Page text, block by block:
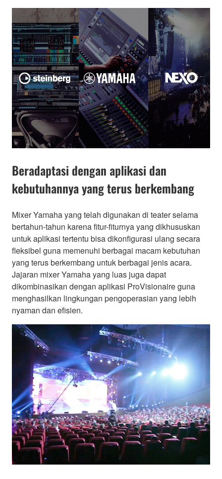
Beradaptasi dengan aplikasi dan
kebutuhannya yang terus berkembang
Mixer Yamaha yang telah digunakan di teater selama
bertahun-tahun karena fitur-fiturnya yang dikhususkan
untuk aplikasi tertentu bisa dikonfigurasi ulang secara
fleksibel guna memenuhi berbagai macam kebutuhan
yang terus berkembang untuk berbagai jenis acara.
Jajaran mixer Yamaha yang luas juga dapat
dikombinasikan dengan aplikasi ProVisionaire guna
menghasilkan lingkungan pengoperasian yang lebih
nyaman dan efisien.